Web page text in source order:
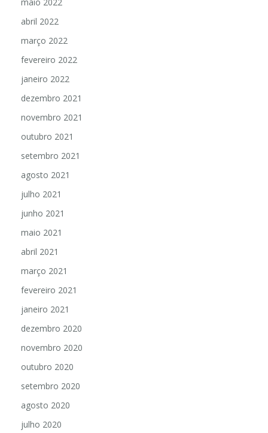
abril 2022
março 2022
fevereiro 2022
janeiro 2022
dezembro 2021
novembro 2021
outubro 2021
setembro 2021
agosto 2021
julho 2021
junho 2021
maio 2021
abril 2021
março 2021
fevereiro 2021
janeiro 2021
dezembro 2020
novembro 2020
outubro 2020
setembro 2020
agosto 2020
julho 2020